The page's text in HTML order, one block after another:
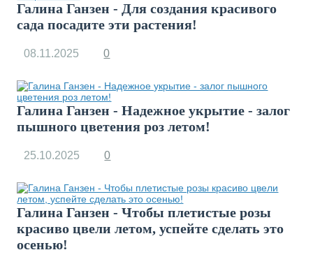
Галина Ганзен - Для создания красивого
сада посадите эти растения!
08.11.2025 0
Галина Ганзен - Надежное укрытие - залог
пышного цветения роз летом!
25.10.2025 0
Галина Ганзен - Чтобы плетистые розы
красиво цвели летом, успейте сделать это
осенью!